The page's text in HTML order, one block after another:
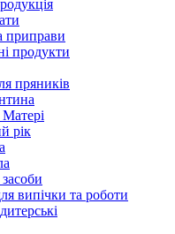
приправи
продукти
пряників
рік
випічки та роботи